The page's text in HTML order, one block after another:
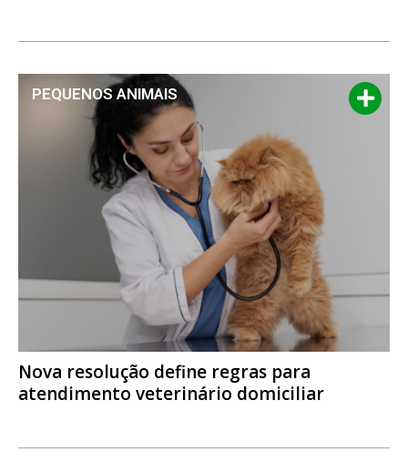
PEQUENOS ANIMAIS
Nova resolução define regras para
atendimento veterinário domiciliar